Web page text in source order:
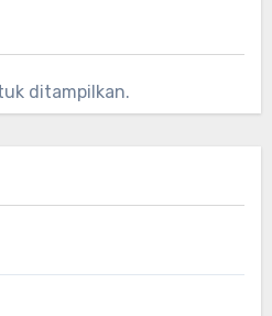
ditampilkan.